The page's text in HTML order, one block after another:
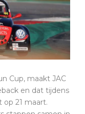
Cup, maakt JAC
en dat tijdens
21 maart.